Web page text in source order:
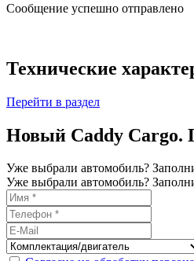
Сообщение успешно отправлено
Технические
Перейти в раздел
Новый Caddy Cargo.
Уже выбрали автомобиль?
Уже выбрали автомобиль?